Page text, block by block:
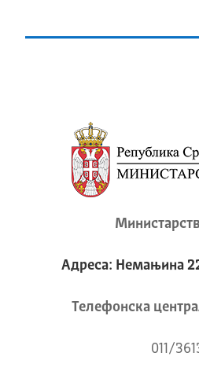
Адреса: Немањина
Телeфонска
011/